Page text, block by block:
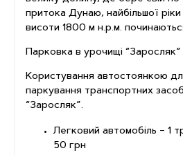
притока Дунаю, найбільшої
висоти 1800 м н.р.м.
Парковка в урочищі “Заросляк”
Користування автостоянкою
паркування транспортних
“Заросляк”.
Легковий автомобіль – 1
50 грн